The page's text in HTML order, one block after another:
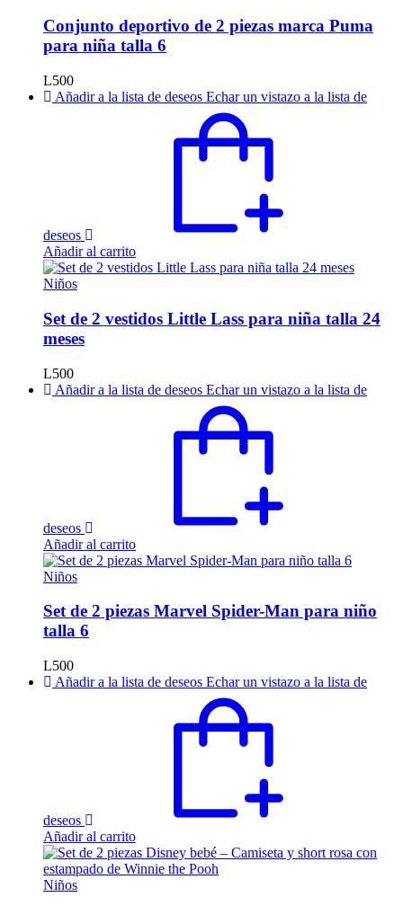
Conjunto deportivo de 2 piezas marca Puma
para niña talla 6
L500
Añadir a la lista de deseos Echar un vistazo a la lista de
deseos
Añadir al carrito
Niños
Set de 2 vestidos Little Lass para niña talla 24
meses
L500
Añadir a la lista de deseos Echar un vistazo a la lista de
deseos
Añadir al carrito
Niños
Set de 2 piezas Marvel Spider-Man para niño
talla 6
L500
Añadir a la lista de deseos Echar un vistazo a la lista de
deseos
Añadir al carrito
Niños